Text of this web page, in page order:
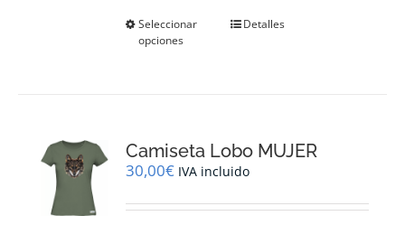
Seleccionar
opciones
Este
se
pueden
en
Detalles
Camiseta Lobo MUJER
30,00€ IVA incluido